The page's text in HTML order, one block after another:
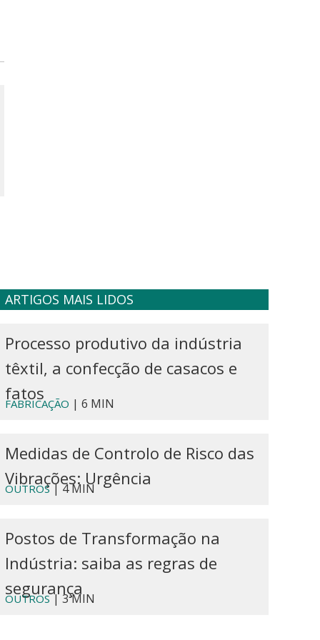
ARTIGOS MAIS LIDOS
Processo produtivo da indústria
têxtil, a confecção de casacos e
fatos
FABRICAÇÃO | 6 MIN
Medidas de Controlo de Risco das
Vibrações: Urgência
OUTROS| 4 MIN
Postos de Transformação na
Indústria: saiba as regras de
segurança
OUTROS| 3 MIN